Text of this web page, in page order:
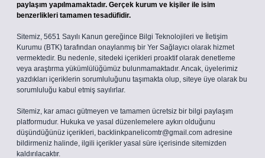
paylaşım yapılmamaktadır. Gerçek kurum ve kişiler ile isim
benzerlikleri tamamen tesadüfidir.
Sitemiz, 5651 Sayılı Kanun gereğince Bilgi Teknolojileri ve İletişim
Kurumu (BTK) tarafından onaylanmış bir Yer Sağlayıcı olarak hizmet
vermektedir. Bu nedenle, sitedeki içerikleri proaktif olarak denetleme
veya araştırma yükümlülüğümüz bulunmamaktadır. Ancak, üyelerimiz
yazdıkları içeriklerin sorumluluğunu taşımakta olup, siteye üye olarak bu
sorumluluğu kabul etmiş sayılırlar.
Sitemiz, kar amacı gütmeyen ve tamamen ücretsiz bir bilgi paylaşım
platformudur. Hukuka ve yasal düzenlemelere aykırı olduğunu
düşündüğünüz içerikleri, backlinkpanelicomtr@gmail.com adresine
bildirmeniz halinde, ilgili içerikler yasal süre içerisinde sitemizden
kaldırılacaktır.